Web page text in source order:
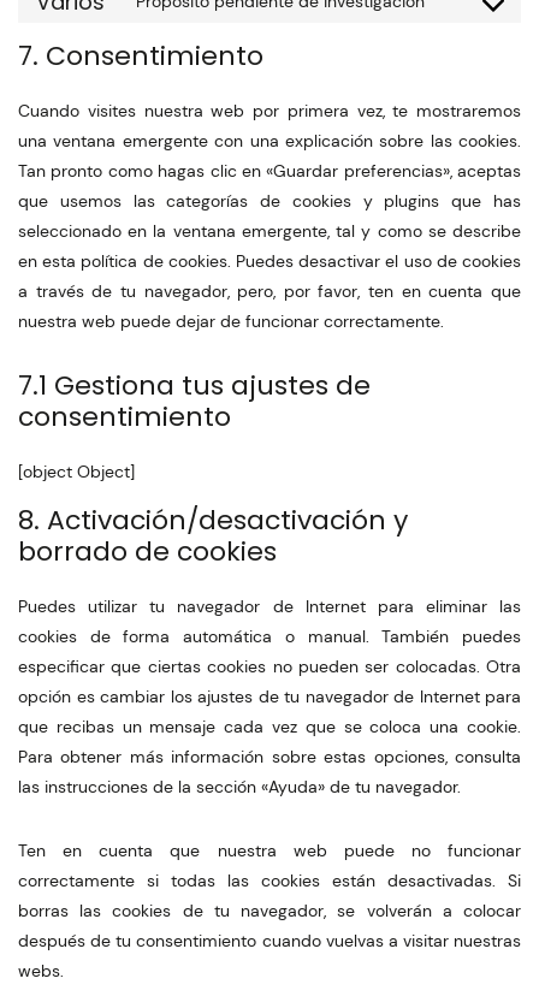
7. Consentimiento
Cuando visites nuestra web por primera vez, te mostraremos
una ventana emergente con una explicación sobre las cookies.
Tan pronto como hagas clic en «Guardar preferencias», aceptas
que usemos las categorías de cookies y plugins que has
seleccionado en la ventana emergente, tal y como se describe
en esta política de cookies. Puedes desactivar el uso de cookies
a través de tu navegador, pero, por favor, ten en cuenta que
nuestra web puede dejar de funcionar correctamente.
7.1 Gestiona tus ajustes de
consentimiento
[object Object]
8. Activación/desactivación y
borrado de cookies
Puedes utilizar tu navegador de Internet para eliminar las
cookies de forma automática o manual. También puedes
especificar que ciertas cookies no pueden ser colocadas. Otra
opción es cambiar los ajustes de tu navegador de Internet para
que recibas un mensaje cada vez que se coloca una cookie.
Para obtener más información sobre estas opciones, consulta
las instrucciones de la sección «Ayuda» de tu navegador.
Ten en cuenta que nuestra web puede no funcionar
correctamente si todas las cookies están desactivadas. Si
borras las cookies de tu navegador, se volverán a colocar
después de tu consentimiento cuando vuelvas a visitar nuestras
webs.